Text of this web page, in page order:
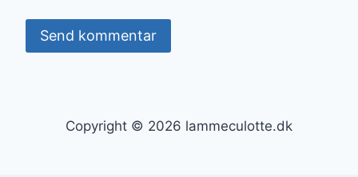
Copyright © 2026 lammeculotte.dk